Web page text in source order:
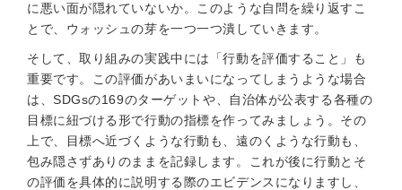
に悪い面が隠れていないか。このような自問を繰り返すこ
とで、ウォッシュの芽を一つ一つ潰していきます。
そして、取り組みの実践中には「行動を評価すること」も
重要です。この評価があいまいになってしまうような場合
は、SDGsの169のターゲットや、自治体が公表する各種の
目標に紐づける形で行動の指標を作ってみましょう。その
上で、目標へ近づくような行動も、遠のくような行動も、
包み隠さずありのままを記録します。これが後に行動とそ
の評価を具体的に説明する際のエビデンスになりますし、